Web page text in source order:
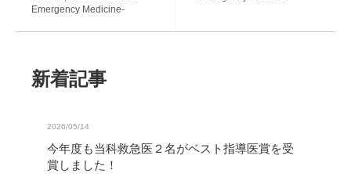
Emergency Medicine-
新着記事
2026/05/14
今年度も当科救急医２名がベスト指導医賞を受
賞しました！